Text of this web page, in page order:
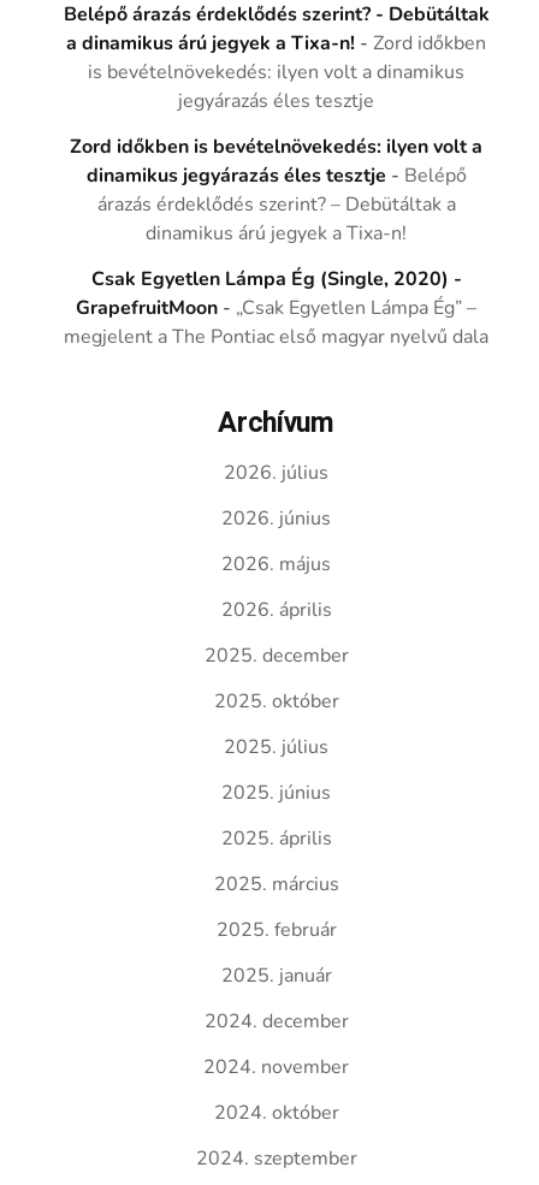
Belépő árazás érdeklődés szerint? - Debütáltak
a dinamikus árú jegyek a Tixa-n! -Zord időkben
is bevételnövekedés: ilyen volt a dinamikus
jegyárazás éles tesztje
Zord időkben is bevételnövekedés: ilyen volt a
dinamikus jegyárazás éles tesztje - Belépő
árazás érdeklődés szerint? – Debütáltak a
dinamikus árú jegyek a Tixa-n!
Csak Egyetlen Lámpa Ég (Single, 2020) -
GrapefruitMoon - „Csak Egyetlen Lámpa Ég” –
megjelent a The Pontiac első magyar nyelvű dala
Archívum
2026. július
2026. június
2026. május
2026. április
2025. december
2025. október
2025. július
2025. június
2025. április
2025. március
2025. február
2025. január
2024. december
2024. november
2024. október
2024. szeptember